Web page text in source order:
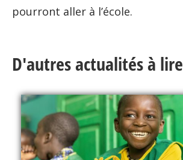
pourront aller à l’école.
D'autres actualités à lire